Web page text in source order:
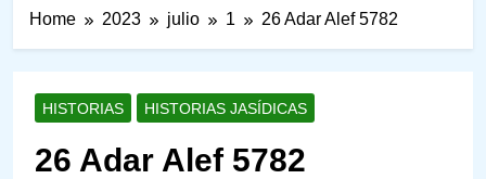
Home 2023 julio 1 26 Adar Alef 5782
HISTORIAS HISTORIAS JASÍDICAS
26 Adar Alef 5782